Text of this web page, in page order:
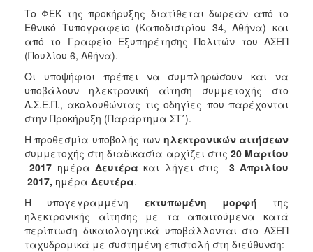
ΔΗΜΟΣ
ΠΟΛΙΤΙΣΜΟΣ
ΑΝΘΕΚΤΙΚΗ
ΠΟΛΗ
Το ΦΕΚ της προκήρυξης διατίθεται δωρεάν από το
Εθνικό Τυπογραφείο (Καποδιστρίου 34, Αθήνα) και
από το Γραφείο Εξυπηρέτησης Πολιτών του ΑΣΕΠ
(Πουλίου 6, Αθήνα).
Οι υποψήφιοι πρέπει να συμπληρώσουν και να
υποβάλουν ηλεκτρονική αίτηση συμμετοχής στο
Α.Σ.Ε.Π., ακολουθώντας τις οδηγίες που παρέχονται
στην Προκήρυξη (Παράρτημα ΣΤ΄).
Η προθεσμία υποβολής των ηλεκτρονικών αιτήσεων
συμμετοχής στη διαδικασία αρχίζει στις 20 Μαρτίου
2017 ημέραΔευτέρα και λήγει στις
3 Απριλίου
2017, ημέρα Δευτέρα.
Η υπογεγραμμένη εκτυπωμένη μορφή της
ηλεκτρονικής αίτησης με τα απαιτούμενα κατά
περίπτωση δικαιολογητικά υποβάλλονται στο ΑΣΕΠ
ταχυδρομικά με συστημένη επιστολή στη διεύθυνση: